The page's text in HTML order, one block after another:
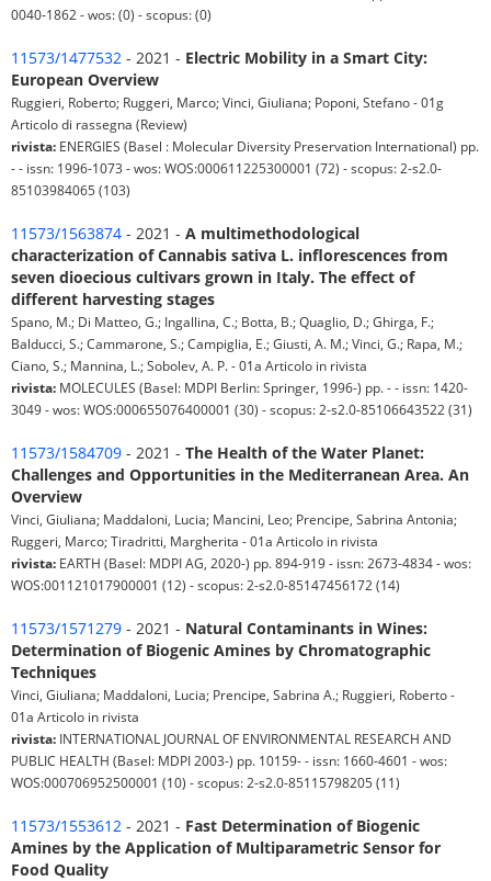
0040-1862 - wos: (0) - scopus: (0)
11573/1477532 - 2021 - Electric Mobility in a Smart City:
European Overview
Ruggieri, Roberto; Ruggeri, Marco; Vinci, Giuliana; Poponi, Stefano - 01g
Articolo di rassegna (Review)
rivista: ENERGIES (Basel : Molecular Diversity Preservation International) pp.
- - issn: 1996-1073 - wos: WOS:000611225300001 (72) - scopus: 2-s2.0-
85103984065 (103)
11573/1563874 - 2021 - A multimethodological
characterization of Cannabis sativa L. inflorescences from
seven dioecious cultivars grown in Italy. The effect of
different harvesting stages
Spano, M.; Di Matteo, G.; Ingallina, C.; Botta, B.; Quaglio, D.; Ghirga, F.;
Balducci, S.; Cammarone, S.; Campiglia, E.; Giusti, A. M.; Vinci, G.; Rapa, M.;
Ciano, S.; Mannina, L.; Sobolev, A. P. - 01a Articolo in rivista
rivista: MOLECULES (Basel: MDPI Berlin: Springer, 1996-) pp. - - issn: 1420-
3049 - wos: WOS:000655076400001 (30) - scopus: 2-s2.0-85106643522 (31)
11573/1584709 - 2021 - The Health of the Water Planet:
Challenges and Opportunities in the Mediterranean Area. An
Overview
Vinci, Giuliana; Maddaloni, Lucia; Mancini, Leo; Prencipe, Sabrina Antonia;
Ruggeri, Marco; Tiradritti, Margherita - 01a Articolo in rivista
rivista: EARTH (Basel: MDPI AG, 2020-) pp. 894-919 - issn: 2673-4834 - wos:
WOS:001121017900001 (12) - scopus: 2-s2.0-85147456172 (14)
11573/1571279 - 2021 - Natural Contaminants in Wines:
Determination of Biogenic Amines by Chromatographic
Techniques
Vinci, Giuliana; Maddaloni, Lucia; Prencipe, Sabrina A.; Ruggieri, Roberto -
01a Articolo in rivista
rivista: INTERNATIONAL JOURNAL OF ENVIRONMENTAL RESEARCH AND
PUBLIC HEALTH (Basel: MDPI 2003-) pp. 10159- - issn: 1660-4601 - wos:
WOS:000706952500001 (10) - scopus: 2-s2.0-85115798205 (11)
11573/1553612 - 2021 - Fast Determination of Biogenic
Amines by the Application of Multiparametric Sensor for
Food Quality